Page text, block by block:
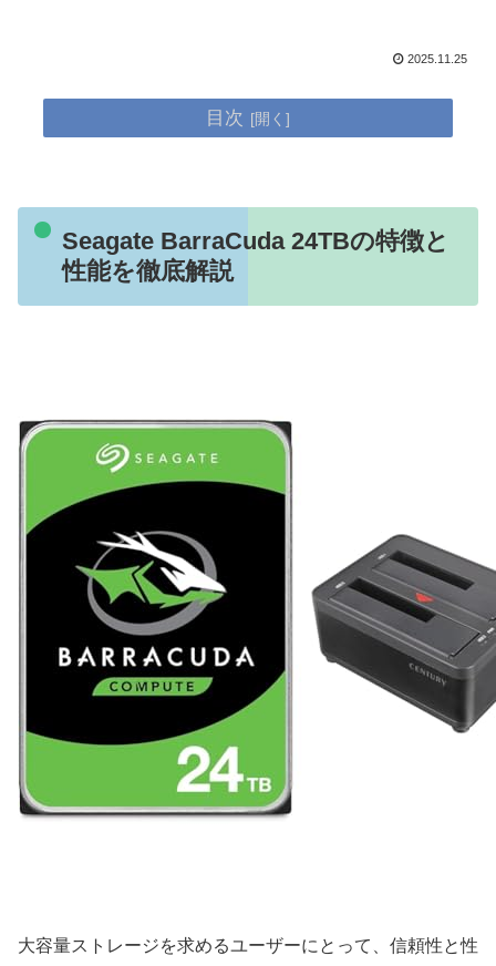
2025.11.25
目次
Seagate BarraCuda 24TBの特徴と
性能を徹底解説
大容量ストレージを求めるユーザーにとって、信頼性と性